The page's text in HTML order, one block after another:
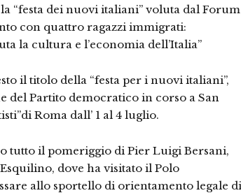
“festa dei nuovi italiani” voluta dal Forum
con quattro ragazzi immigrati:
la cultura e l’economia dell’Italia”
il titolo della “festa per i nuovi italiani”,
del Partito democratico in corso a San
Roma dall’ 1 al 4 luglio.
tutto il pomeriggio di Pier Luigi Bersani,
dove ha visitato il Polo
allo sportello di orientamento legale di